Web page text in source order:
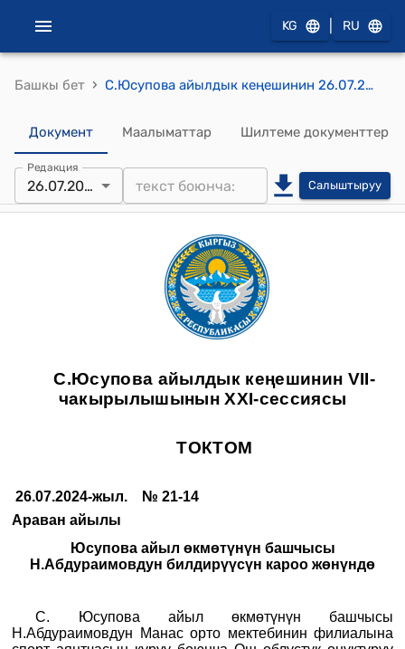
KG RU
Башкы бет › С.Юсупова айылдык кеңешинин 26.07.2024-жыл. № 21-17 Юсупова айыл өкмөтүнүн башчысы Н.Абдураимовдун билдирүүсүн кароо жөнүндө токтому
Документ Маалыматтар Шилтеме документтер
Редакция
26.07.2024 Салыштыруу